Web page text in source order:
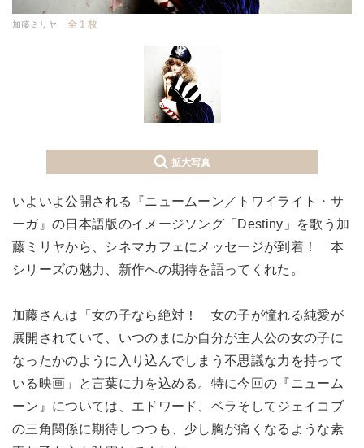
加藤ミリヤ 全 1 枚
拡大写真
いよいよ公開される『ニュームーン／トワイライト・サ
ーガ』の日本語版のイメージソング「Destiny」を歌う加
藤ミリヤから、シネマカフェにメッセージが到着！ 本
シリーズの魅力、新作への期待を語ってくれた。
加藤さんは「女の子なら絶対！ 女の子が憧れる純愛が
展開されていて、いつのまにか自分が主人公の女の子に
なったかのように入り込んでしまう不思議な力を持って
いる映画」と言葉に力を込める。特に今回の『ニューム
ーン』については、エドワード、ベラそしてジェイコブ
の三角関係に期待しつつも、少し胸が痛くなるような素